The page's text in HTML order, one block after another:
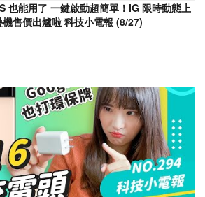
也能用了 一鍵啟動超簡單！IG 限時動態上
售價出爐啦 科技小電報 (8/27)